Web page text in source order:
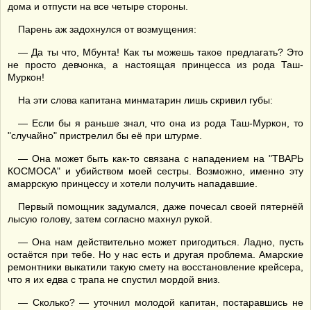
дома и отпусти на все четыре стороны.
Парень аж задохнулся от возмущения:
— Да ты что, Мбунта! Как ты можешь такое предлагать? Это
не просто девчонка, а настоящая принцесса из рода Таш-
Муркон!
На эти слова капитана минматарин лишь скривил губы:
— Если бы я раньше знал, что она из рода Таш-Муркон, то
"случайно" пристрелил бы её при штурме.
— Она может быть как-то связана с нападением на "ТВАРЬ
КОСМОСА" и убийством моей сестры. Возможно, именно эту
амаррскую принцессу и хотели получить нападавшие.
Первый помощник задумался, даже почесал своей пятернёй
лысую голову, затем согласно махнул рукой.
— Она нам действительно может пригодиться. Ладно, пусть
остаётся при тебе. Но у нас есть и другая проблема. Амарские
ремонтники выкатили такую смету на восстановление крейсера,
что я их едва с трапа не спустил мордой вниз.
— Сколько? — уточнил молодой капитан, постаравшись не